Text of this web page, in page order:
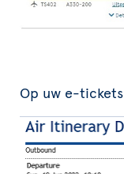
Op uw e-tickets